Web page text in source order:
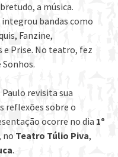
a música.
bandas como
Fanzine,
e Prise. No teatro, fez
Paulo revisita sua
reflexões sobre o
ocorre no dia 1º
no Teatro Túlio Piva,
.